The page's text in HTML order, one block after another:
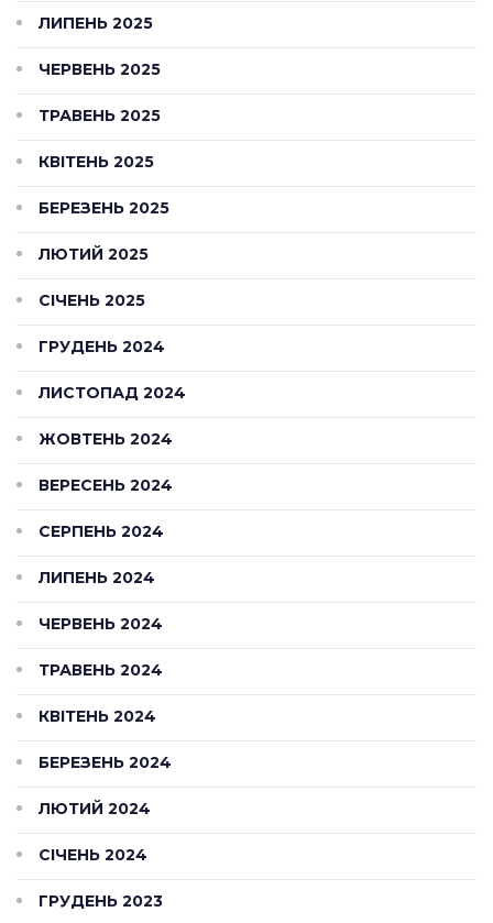
ЛИПЕНЬ 2025
ЧЕРВЕНЬ 2025
ТРАВЕНЬ 2025
КВІТЕНЬ 2025
БЕРЕЗЕНЬ 2025
ЛЮТИЙ 2025
СІЧЕНЬ 2025
ГРУДЕНЬ 2024
ЛИСТОПАД 2024
ЖОВТЕНЬ 2024
ВЕРЕСЕНЬ 2024
СЕРПЕНЬ 2024
ЛИПЕНЬ 2024
ЧЕРВЕНЬ 2024
ТРАВЕНЬ 2024
КВІТЕНЬ 2024
БЕРЕЗЕНЬ 2024
ЛЮТИЙ 2024
СІЧЕНЬ 2024
ГРУДЕНЬ 2023